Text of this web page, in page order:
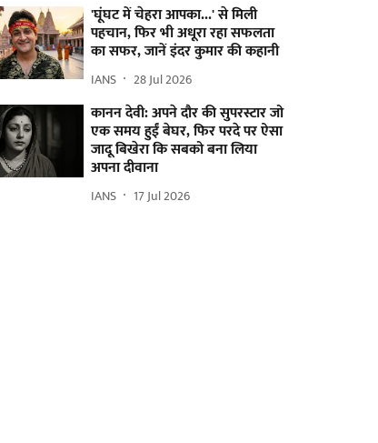
'घूंघट में चेहरा आपका...' से मिली
पहचान, फिर भी अधूरा रहा सफलता
का सफर, जानें इंदर कुमार की कहानी
IANS 28 Jul 2026
कानन देवी: अपने दौर की सुपरस्टार जो
एक समय हुईं बेघर, फिर परदे पर ऐसा
जादू बिखेरा कि सबको बना लिया
अपना दीवाना
IANS 17 Jul 2026